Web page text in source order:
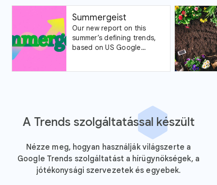
Summergeist
Our new report on this
summer’s defining trends,
based on US Google
A Trends szolgáltatással készült
Nézze meg, hogyan használják világszerte a
Google Trends szolgáltatást a hírügynökségek, a
jótékonysági szervezetek és egyebek.